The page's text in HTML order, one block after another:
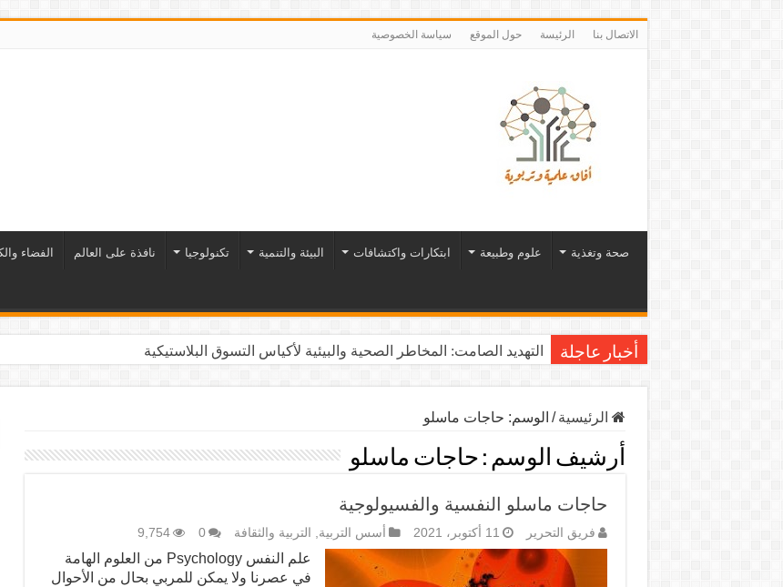
الاتصال بنا الرئيسة حول الموقع سياسة الخصوصية
صحة وتغذية علوم وطبيعة ابتكارات واكتشافات البيئة والتنمية تكنولوجيا نافذة على العالم الفضاء
أخبار عاجلة التهديد الصامت: المخاطر الصحية والبيئية لأكياس التسوق البلاستيكية
الرئيسية / الوسم: حاجات ماسلو
أرشيف الوسم : حاجات ماسلو
حاجات ماسلو النفسية والفسيولوجية
فريق التحرير 11 أكتوبر، 2021 أسس التربية, التربية والثقافة 0
9,754
علم النفس Psychology من العلوم الهامة
في عصرنا ولا يمكن للمربي بحال من الأحوال